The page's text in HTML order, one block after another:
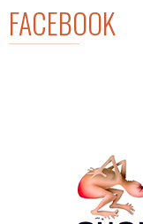
FACEBOOK